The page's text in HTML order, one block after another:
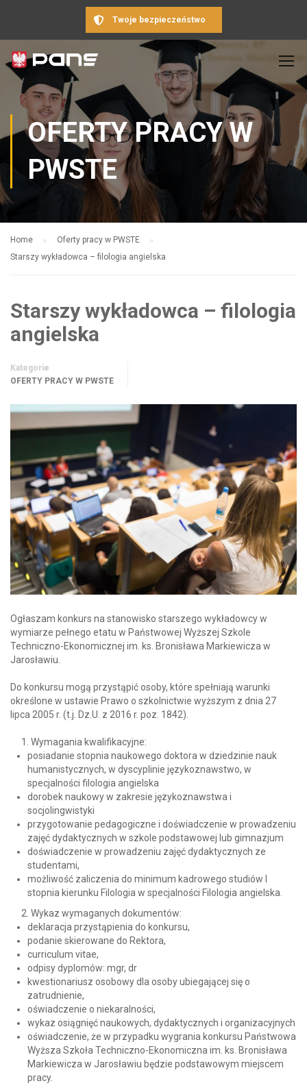
Twoje bezpieczeństwo
OFERTY PRACY W
PWSTE
Home
Oferty pracy w PWSTE
Starszy wykładowca – filologia angielska
Starszy wykładowca – filologia
angielska
Kategorie
OFERTY PRACY W PWSTE
Ogłaszam konkurs na stanowisko starszego wykładowcy w
wymiarze pełnego etatu w Państwowej Wyższej Szkole
Techniczno-Ekonomicznej im. ks. Bronisława Markiewicza w
Jarosławiu.
Do konkursu mogą przystąpić osoby, które spełniają warunki
określone w ustawie Prawo o szkolnictwie wyższym z dnia 27
lipca 2005 r. (t.j. Dz.U. z 2016 r. poz. 1842).
Wymagania kwalifikacyjne:
posiadanie stopnia naukowego doktora w dziedzinie nauk
humanistycznych, w dyscyplinie językoznawstwo, w
specjalności filologia angielska
dorobek naukowy w zakresie językoznawstwa i
socjolingwistyki
przygotowanie pedagogiczne i doświadczenie w prowadzeniu
zajęć dydaktycznych w szkole podstawowej lub gimnazjum
doświadczenie w prowadzeniu zajęć dydaktycznych ze
studentami,
możliwość zaliczenia do minimum kadrowego studiów I
stopnia kierunku Filologia w specjalności Filologia angielska.
Wykaz wymaganych dokumentów:
deklaracja przystąpienia do konkursu,
podanie skierowane do Rektora,
curriculum vitae,
odpisy dyplomów: mgr, dr
kwestionariusz osobowy dla osoby ubiegającej się o
zatrudnienie,
oświadczenie o niekaralności,
wykaz osiągnięć naukowych, dydaktycznych i organizacyjnych
oświadczenie, że w przypadku wygrania konkursu Państwowa
Wyższa Szkoła Techniczno-Ekonomiczna im. ks. Bronisława
Markiewicza w Jarosławiu będzie podstawowym miejscem
pracy.